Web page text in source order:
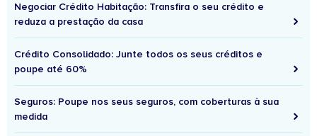
Negociar Crédito Habitação: Transfira o seu crédito e
reduza a prestação da casa
Crédito Consolidado: Junte todos os seus créditos e
poupe até 60%
Seguros: Poupe nos seus seguros, com coberturas à sua
medida